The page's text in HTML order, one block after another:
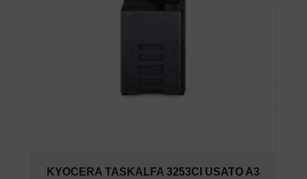
KYOCERA TASKALFA 3253CI USATO A3